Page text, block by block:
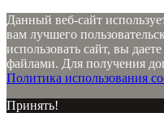
Данный веб-сайт
вам лучшего
использовать сайт, вы
файлами. Для получения
Политика использования
Принять!